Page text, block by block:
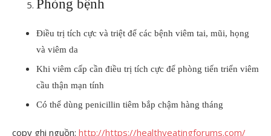
Phòng bệnh
Điều trị tích cực và triệt để các bệnh viêm tai, mũi, họng
và viêm da
Khi viêm cấp cần điều trị tích cực để phòng tiến triển viêm
cầu thận mạn tính
Có thể dùng penicillin tiêm bắp chậm hàng tháng
copy ghi nguồn: http://https://healthyeatingforums.com/